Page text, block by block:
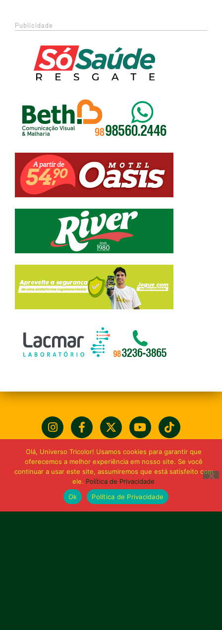
Publicidade
Olá, Universo Tricolor! Usamos cookies para garantir que
oferecemos a melhor experiência em nosso site. Se você
continuar a usar este site, assumiremos que está satisfeito com
ele. Política de Privacidade
Ok
Política de Privacidade